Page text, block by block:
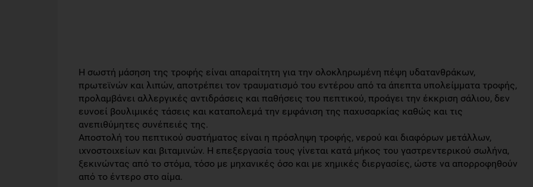
Η σωστή μάσηση της τροφής είναι απαραίτητη για την ολοκληρωμένη πέψη υδατανθράκων,
πρωτεϊνών και λιπών, αποτρέπει τον τραυματισμό του εντέρου από τα άπεπτα υπολείμματα τροφής,
προλαμβάνει αλλεργικές αντιδράσεις και παθήσεις του πεπτικού, προάγει την έκκριση σάλιου, δεν
ευνοεί βουλιμικές τάσεις και καταπολεμά την εμφάνιση της παχυσαρκίας καθώς και τις
ανεπιθύμητες συνέπειές της.
Αποστολή του πεπτικού συστήματος είναι η πρόσληψη τροφής, νερού και διαφόρων μετάλλων,
ιχνοστοιχείων και βιταμινών. Η επεξεργασία τους γίνεται κατά μήκος του γαστρεντερικού σωλήνα,
ξεκινώντας από το στόμα, τόσο με μηχανικές όσο και με χημικές διεργασίες, ώστε να απορροφηθούν
από το έντερο στο αίμα.